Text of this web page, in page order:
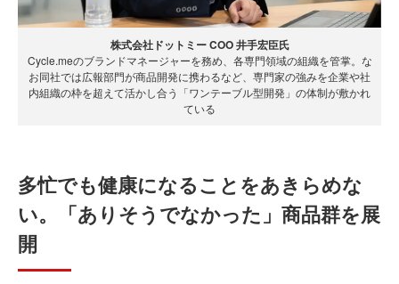
株式会社ドットミー COO 井手宏臣氏
Cycle.meのブランドマネージャーを務め、各専門領域の組織を管掌。な
お同社では広報部門が商品開発に携わるなど、専門家の強みを企業や社
内組織の枠を超えて活かし合う「ワンテーブル型開発」の体制が敷かれ
ている
多忙でも健康になることをあきらめな
い。「ありそうでなかった」商品群を展
開